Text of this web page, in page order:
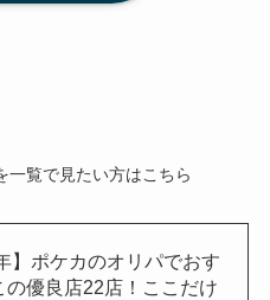
一覧で見たい方はこちら
】ポケカのオリパでおす
の優良店22店！ここだけ